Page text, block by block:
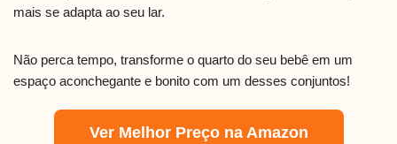
mais se adapta ao seu lar.
Não perca tempo, transforme o quarto do seu bebê em um
espaço aconchegante e bonito com um desses conjuntos!
Ver Melhor Preço na Amazon